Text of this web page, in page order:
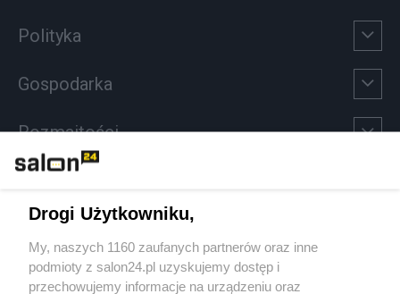
Polityka
Gospodarka
Rozmaitości
Sport
Społeczeństwo
Drogi Użytkowniku,
My, naszych 1160 zaufanych partnerów oraz inne
podmioty z salon24.pl uzyskujemy dostęp i
przechowujemy informacje na urządzeniu oraz